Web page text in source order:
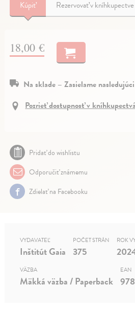
Kúpiť Rezervovať v kníhkupectve
18,00 €
Na sklade – Zasielame
Pozrieť dostupnosť v
Pridať do wishlistu
Odporučiť známemu
Zdielať na Facebooku
VYDAVATEĽ
Inštitút Gaia
POČET STRÁN
375
ROK
VÄZBA
Mäkká väzba / Paperback
EAN